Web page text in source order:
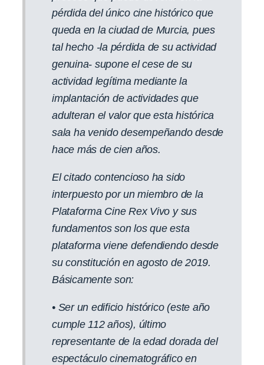
pérdida del único cine histórico que
queda en la ciudad de Murcia, pues
tal hecho -la pérdida de su actividad
genuina- supone el cese de su
actividad legítima mediante la
implantación de actividades que
adulteran el valor que esta histórica
sala ha venido desempeñando desde
hace más de cien años.
El citado contencioso ha sido
interpuesto por un miembro de la
Plataforma Cine Rex Vivo y sus
fundamentos son los que esta
plataforma viene defendiendo desde
su constitución en agosto de 2019.
Básicamente son:
• Ser un edificio histórico (este año
cumple 112 años), último
representante de la edad dorada del
espectáculo cinematográfico en